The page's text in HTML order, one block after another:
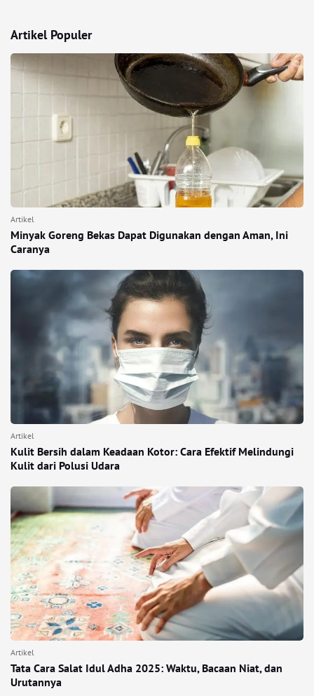
Artikel Populer
Artikel
Minyak Goreng Bekas Dapat Digunakan dengan Aman, Ini
Caranya
Artikel
Kulit Bersih dalam Keadaan Kotor: Cara Efektif Melindungi
Kulit dari Polusi Udara
Artikel
Tata Cara Salat Idul Adha 2025: Waktu, Bacaan Niat, dan
Urutannya